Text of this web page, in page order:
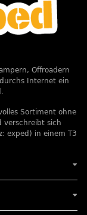
Offroadern
Internet ein
Sortiment ohne
verschreibt sich
exped) in einem T3